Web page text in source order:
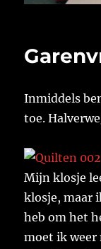
Inmiddels
toe.
Mijn klosje
klosje, maar
heb om het
moet ik weer